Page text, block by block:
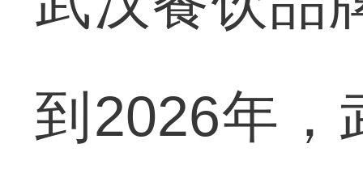
到2026年，